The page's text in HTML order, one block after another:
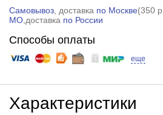
Самовывоз, доставка по Москве(350 р.
МО,доставка по России
Способы оплаты
еще
Характеристики